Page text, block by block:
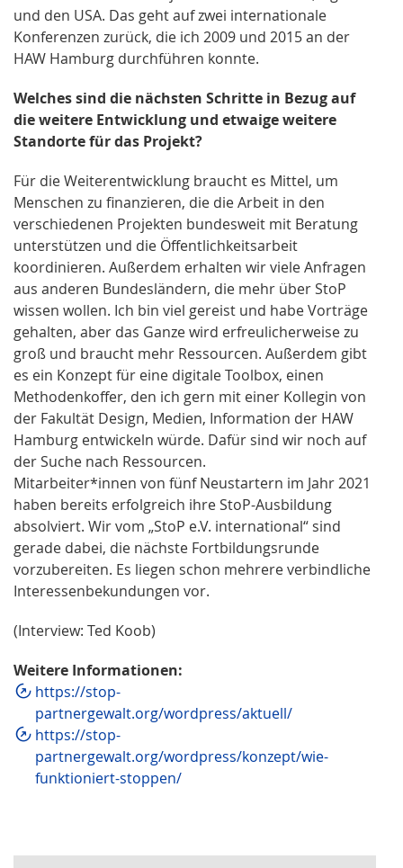
und den USA. Das geht auf zwei internationale
Konferenzen zurück, die ich 2009 und 2015 an der
HAW Hamburg durchführen konnte.
Welches sind die nächsten Schritte in Bezug auf
die weitere Entwicklung und etwaige weitere
Standorte für das Projekt?
Für die Weiterentwicklung braucht es Mittel, um
Menschen zu finanzieren, die die Arbeit in den
verschiedenen Projekten bundesweit mit Beratung
unterstützen und die Öffentlichkeitsarbeit
koordinieren. Außerdem erhalten wir viele Anfragen
aus anderen Bundesländern, die mehr über StoP
wissen wollen. Ich bin viel gereist und habe Vorträge
gehalten, aber das Ganze wird erfreulicherweise zu
groß und braucht mehr Ressourcen. Außerdem gibt
es ein Konzept für eine digitale Toolbox, einen
Methodenkoffer, den ich gern mit einer Kollegin von
der Fakultät Design, Medien, Information der HAW
Hamburg entwickeln würde. Dafür sind wir noch auf
der Suche nach Ressourcen.
Mitarbeiter*innen von fünf Neustartern im Jahr 2021
haben bereits erfolgreich ihre StoP-Ausbildung
absolviert. Wir vom „StoP e.V. international“ sind
gerade dabei, die nächste Fortbildungsrunde
vorzubereiten. Es liegen schon mehrere verbindliche
Interessenbekundungen vor.
(Interview: Ted Koob)
Weitere Informationen:
https://stop-
partnergewalt.org/wordpress/aktuell/
https://stop-
partnergewalt.org/wordpress/konzept/wie-
funktioniert-stoppen/